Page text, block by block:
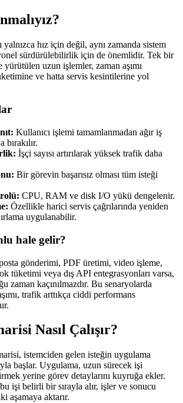
hız için değil, aynı zamanda sistem
sürdürülebilirlik için de önemlidir. Tek bir
yürütülen uzun işlemler, zaman aşımı
ve hatta servis kesintilerine yol
Kullanıcı işlemi tamamlanmadan ağır iş
bırakılır.
İşçi sayısı artırılarak yüksek trafik daha
Bir görevin başarısız olması tüm isteği
CPU, RAM ve disk I/O yükü dengelenir.
Özellikle harici servis çağrılarında yeniden
uygulanabilir.
hale gelir?
gönderimi, PDF üretimi, video işleme,
tüketimi veya dış API entegrasyonları varsa,
zaman kaçınılmazdır. Bu senaryolarda
trafik arttıkça ciddi performans
Nasıl Çalışır?
istemciden gelen isteğin uygulama
başlar. Uygulama, uzun sürecek işi
yerine görev detaylarını kuyruğa ekler.
işi belirli bir sırayla alır, işler ve sonucu
aşamaya aktarır.